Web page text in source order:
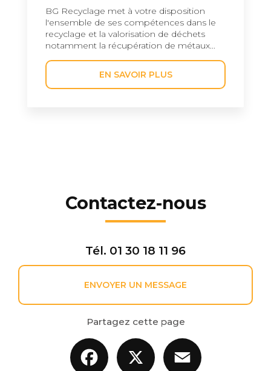
BG Recyclage met à votre disposition
l'ensemble de ses compétences dans le
recyclage et la valorisation de déchets
notamment la récupération de métaux...
EN SAVOIR PLUS
Contactez-nous
Tél. 01 30 18 11 96
ENVOYER UN MESSAGE
Partagez cette page
Facebook